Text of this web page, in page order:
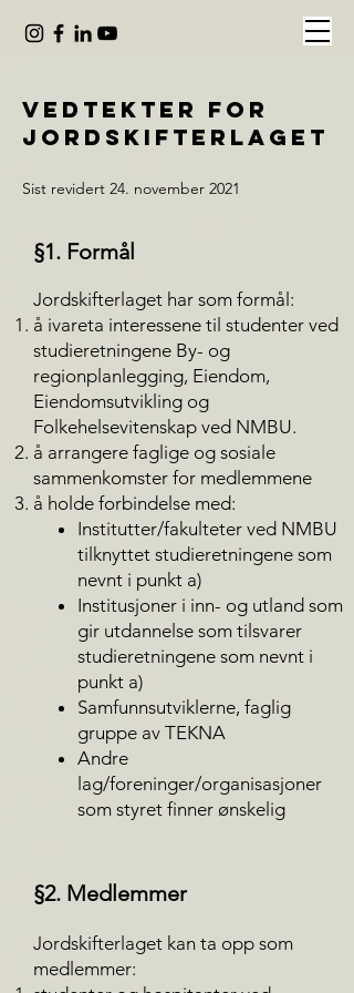
Vedtekter for
jordskifterlaget
Sist revidert 24. november 2021
§1. Formål
Jordskifterlaget har som formål:
å ivareta interessene til studenter ved
studieretningene By- og
regionplanlegging, Eiendom,
Eiendomsutvikling og
Folkehelsevitenskap ved NMBU.
å arrangere faglige og sosiale
sammenkomster for medlemmene
å holde forbindelse med:
Institutter/fakulteter ved NMBU
tilknyttet studieretningene som
nevnt i punkt a)
Institusjoner i inn- og utland som
gir utdannelse som tilsvarer
studieretningene som nevnt i
punkt a)
Samfunnsutviklerne, faglig
gruppe av TEKNA
Andre
lag/foreninger/organisasjoner
som styret finner ønskelig
§2. Medlemmer
Jordskifterlaget kan ta opp som
medlemmer: